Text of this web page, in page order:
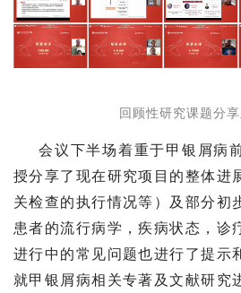
回顾性研究课题分
会议下半场着重于甲银屑病
授分享了现在研究项目的整体进
关检查的执行情况等）及部分初
患者的流行病学，疾病状态，诊
进行中的常见问题也进行了提示
就甲银屑病相关专著及文献研究